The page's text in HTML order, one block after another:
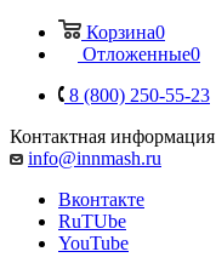
Корзина0
Отложенные0
8 (800) 250-55-23
Контактная информация
info@innmash.ru
Вконтакте
RuTUbe
YouTube